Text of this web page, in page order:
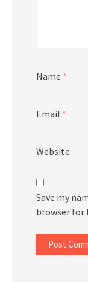
Name *
Email *
Website
Save my
browser for